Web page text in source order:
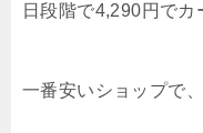
日段階で4,290円でカ
一番安いショップで